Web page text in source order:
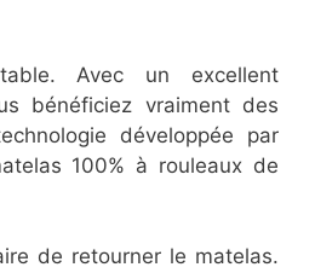
Avec un excellent
bénéficiez vraiment des
développée par
100% à rouleaux de
de retourner le matelas.